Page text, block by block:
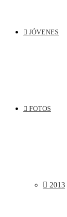
JÓVENES
FOTOS
2013